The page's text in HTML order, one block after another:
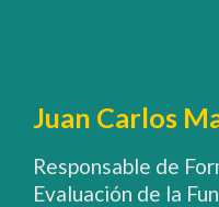
Juan Carlos
Responsable de
Evaluación de la